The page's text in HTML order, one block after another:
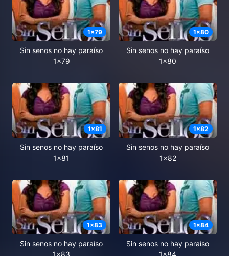
1x79
Sin senos no hay paraíso
1x79
1x80
Sin senos no hay paraíso
1x80
1x81
Sin senos no hay paraíso
1x81
1x82
Sin senos no hay paraíso
1x82
1x83
Sin senos no hay paraíso
1x84
Sin senos no hay paraíso